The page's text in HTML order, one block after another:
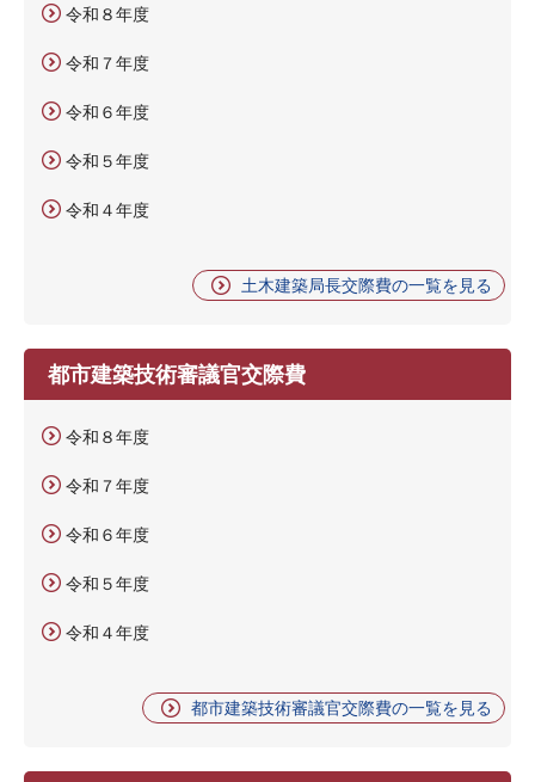
令和８年度
令和７年度
令和６年度
令和５年度
令和４年度
土木建築局長交際費の一覧を見る
都市建築技術審議官交際費
令和８年度
令和７年度
令和６年度
令和５年度
令和４年度
都市建築技術審議官交際費の一覧を見る